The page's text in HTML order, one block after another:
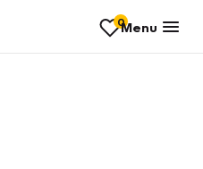
0Menu